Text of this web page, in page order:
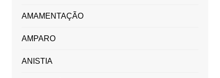
AMAMENTAÇÃO
AMPARO
ANISTIA